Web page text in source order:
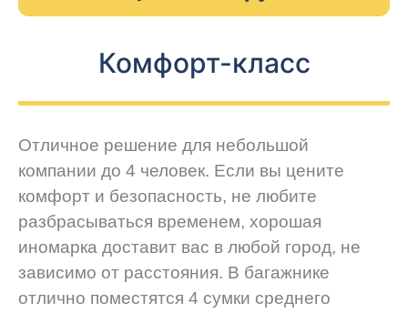
Комфорт-класс
Отличное решение для небольшой
компании до 4 человек. Если вы цените
комфорт и безопасность, не любите
разбрасываться временем, хорошая
иномарка доставит вас в любой город, не
зависимо от расстояния. В багажнике
отлично поместятся 4 сумки среднего